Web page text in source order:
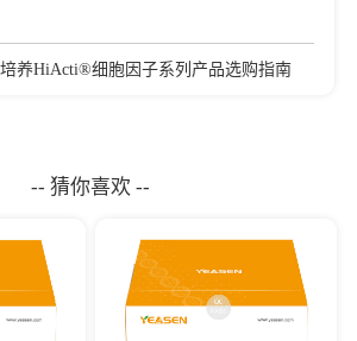
养HiActi®细胞因子系列产品选购指南
-- 猜你喜欢 --